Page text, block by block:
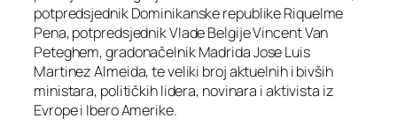
potpredsjednik Dominikanske republike Riquelme
Pena, potpredsjednik Vlade Belgije Vincent Van
Peteghem, gradonačelnik Madrida Jose Luis
Martinez Almeida, te veliki broj aktuelnih i bivših
ministara, političkih lidera, novinara i aktivista iz
Evrope i Ibero Amerike.